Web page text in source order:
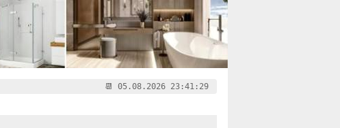
📆 05.08.2026 23:41:29